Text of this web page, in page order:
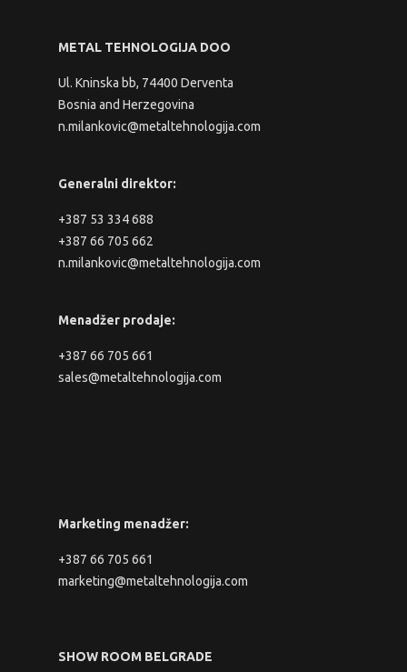
METAL TEHNOLOGIJA DOO
Ul. Kninska bb, 74400 Derventa
Bosnia and Herzegovina
n.milankovic@metaltehnologija.com
Generalni direktor:
+387 53 334 688
+387 66 705 662
n.milankovic@metaltehnologija.com
Menadžer prodaje:
+387 66 705 661
sales@metaltehnologija.com
Marketing menadžer:
+387 66 705 661
marketing@metaltehnologija.com
SHOW ROOM BELGRADE